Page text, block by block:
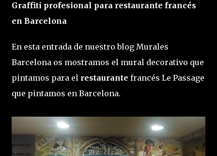
Graffiti profesional para restaurante francés
en Barcelona
En esta entrada de nuestro blog Murales
Barcelona os mostramos el mural decorativo que
pintamos para el restaurante francés Le Passage
que pintamos en Barcelona.